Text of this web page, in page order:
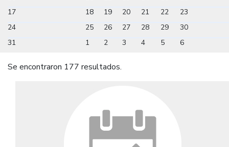
17
18 19 20 21 22
23
24
25 26 27 28 29
30
31
1 2 3 4 5 6
Se encontraron 177 resultados.